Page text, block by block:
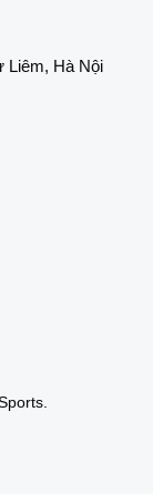
Liêm, Hà Nội